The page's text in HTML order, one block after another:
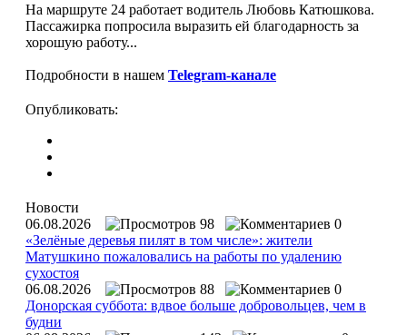
На маршруте 24 работает водитель Любовь Катюшкова.
Пассажирка попросила выразить ей благодарность за
хорошую работу...
Подробности в нашем Telegram-канале
Опубликовать:
Новости
06.08.2026
98
0
«Зелёные деревья пилят в том числе»: жители
Матушкино пожаловались на работы по удалению
сухостоя
06.08.2026
88
0
Донорская суббота: вдвое больше добровольцев, чем в
будни